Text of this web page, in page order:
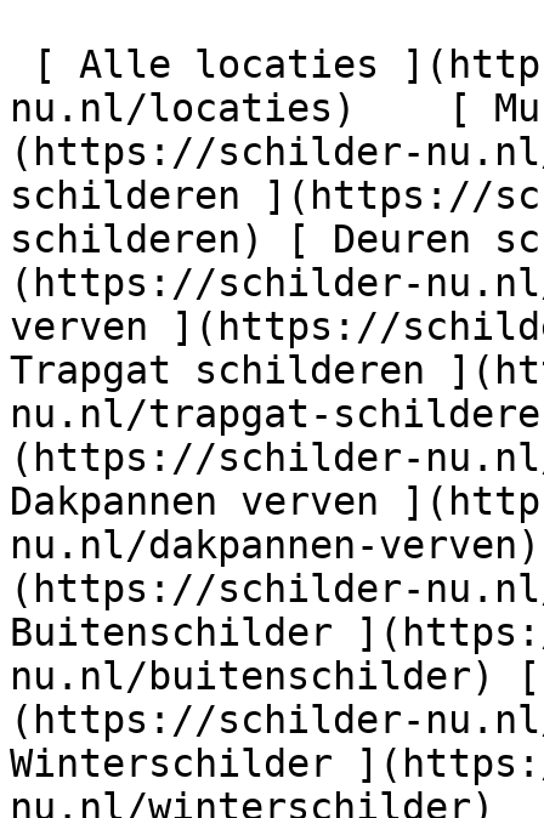
nu.nl/locaties)    [
(https://schilder-
schilderen ](https://
schilderen) [ Deuren
(https://schilder-
verven ](https://
Trapgat schilderen
nu.nl/trapgat-
(https://schilder-
Dakpannen verven
nu.nl/dakpannen-
(https://schilder-
Buitenschilder
nu.nl/buitenschilder)
(https://schilder-
Winterschilder
nu.nl/winterschilder)